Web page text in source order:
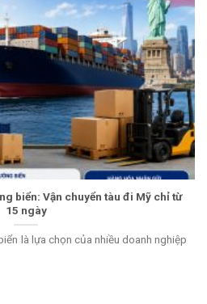
biển: Vận chuyển tàu đi Mỹ chỉ từ
15 ngày
là lựa chọn của nhiều doanh nghiệp